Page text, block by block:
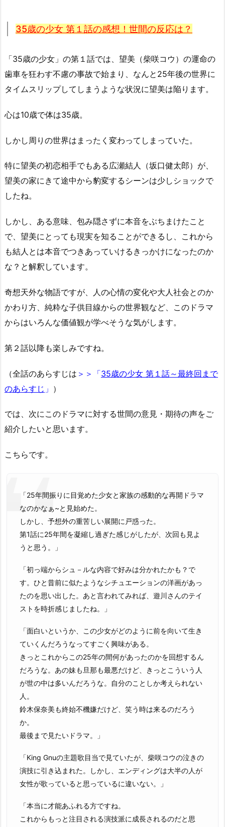
35歳の少女 第１話の感想！世間の反応は？
「35歳の少女」の第１話では、望美（柴咲コウ）の運命の
歯車を狂わす不慮の事故で始まり、なんと25年後の世界に
タイムスリップしてしまうような状況に望美は陥ります。
心は10歳で体は35歳。
しかし周りの世界はまったく変わってしまっていた。
特に望美の初恋相手でもある広瀬結人（坂口健太郎）が、
望美の家にきて途中から豹変するシーンは少しショックで
したね。
しかし、ある意味、包み隠さずに本音をぶちまけたこと
で、望美にとっても現実を知ることができるし、これから
も結人とは本音でつきあっていけるきっかけになったのか
な？と解釈しています。
奇想天外な物語ですが、人の心情の変化や大人社会とのか
かわり方、純粋な子供目線からの世界観など、このドラマ
からはいろんな価値観が学べそうな気がします。
第２話以降も楽しみですね。
（全話のあらすじは ＞＞「35歳の少女 第１話～最終回まで
のあらすじ 」 ）
では、次にこのドラマに対する世間の意見・期待の声をご
紹介したいと思います。
こちらです。
「25年間振りに目覚めた少女と家族の感動的な再開ドラマ
なのかなぁ~と見始めた。
しかし、予想外の重苦しい展開に戸惑った。
第1話に25年間を凝縮し過ぎた感じがしたが、次回も見よ
うと思う。」
「初っ端からシュ－ルな内容で好みは分かれたかも？で
す。ひと昔前に似たようなシチュエーションの洋画があっ
たのを思い出した。あと言われてみれば、遊川さんのテイ
ストを時折感じましたね。」
「面白いというか、この少女がどのように前を向いて生き
ていくんだろうなってすごく興味がある。
きっとこれからこの25年の間何があったのかを回想するん
だろうな。あの妹も旦那も最悪だけど、きっとこういう人
が世の中は多いんだろうな。自分のことしか考えられない
人。
鈴木保奈美も終始不機嫌だけど、笑う時は来るのだろう
か。
最後まで見たいドラマ。」
「King Gnuの主題歌目当で見ていたが、柴咲コウの泣きの
演技に引き込まれた。しかし、エンディングは大半の人が
女性が歌っていると思っているに違いない。」
「本当に才能あふれる方ですね。
これからもっと注目される演技派に成長されるのだと思